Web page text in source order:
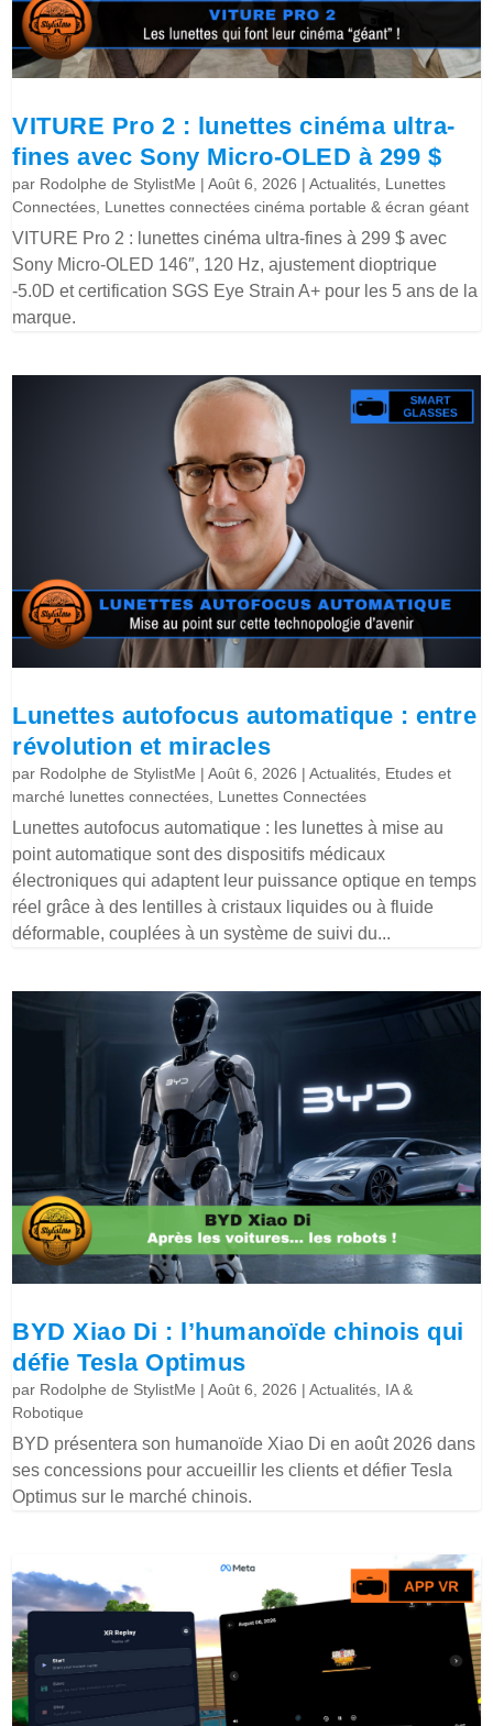
VITURE Pro 2 : lunettes cinéma ultra-
fines avec Sony Micro-OLED à 299 $
par Rodolphe de StylistMe |Août 6, 2026 |Actualités Lunettes
Connectées Lunettes connectées cinéma portable & écran géant
VITURE Pro 2 : lunettes cinéma ultra-fines à 299 $ avec
Sony Micro-OLED 146″, 120 Hz, ajustement dioptrique
-5.0D et certification SGS Eye Strain A+ pour les 5 ans de la
marque.
Lunettes autofocus automatique : entre
révolution et miracles
par Rodolphe de StylistMe |Août 6, 2026 |Actualités Etudes et
marché lunettes connectées Lunettes Connectées
Lunettes autofocus automatique : les lunettes à mise au
point automatique sont des dispositifs médicaux
électroniques qui adaptent leur puissance optique en temps
réel grâce à des lentilles à cristaux liquides ou à fluide
déformable, couplées à un système de suivi du...
BYD Xiao Di : l’humanoïde chinois qui
défie Tesla Optimus
par Rodolphe de StylistMe |Août 6, 2026 |Actualités IA &
Robotique
BYD présentera son humanoïde Xiao Di en août 2026 dans
ses concessions pour accueillir les clients et défier Tesla
Optimus sur le marché chinois.